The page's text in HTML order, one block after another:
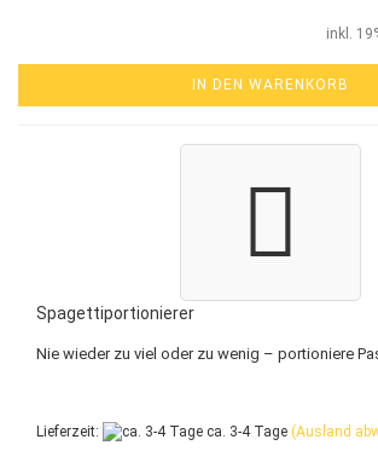
inkl.
IN DEN WARENKORB
Spagettiportionierer
Nie wieder zu viel oder zu wenig – portioniere
Lieferzeit: ca. 3-4 Tage (Ausland